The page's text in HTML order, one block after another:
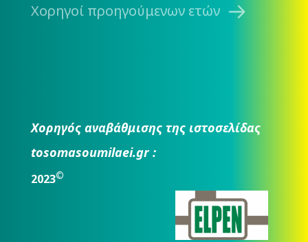
Χορηγοί προηγούμενων ετών
Χορηγός αναβάθμισης της ιστοσελίδας
tosomasoumilaei.gr :
2023©